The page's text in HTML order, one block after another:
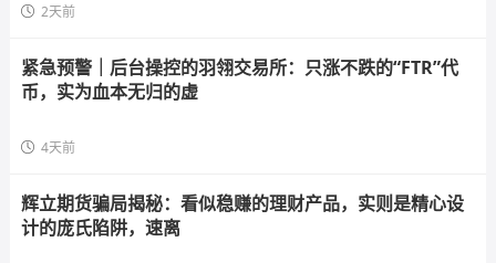
2天前
紧急预警｜后台操控的羽翎交易所：只涨不跌的“FTR”代
币，实为血本无归的虚
4天前
辉立期货骗局揭秘：看似稳赚的理财产品，实则是精心设
计的庞氏陷阱，速离